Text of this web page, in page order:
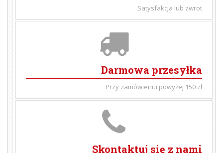
Satysfakcja lub zwrot
Darmowa przesyłka
Przy zamówieniu powyżej 150 zł
Skontaktuj się z nami